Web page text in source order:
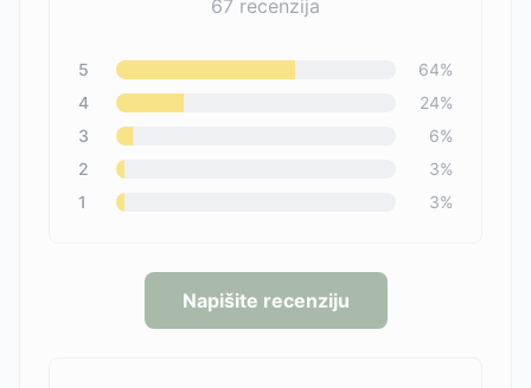
67 recenzija
5 64%
4
24%
3
6%
2
3%
1
3%
Napišite recenziju